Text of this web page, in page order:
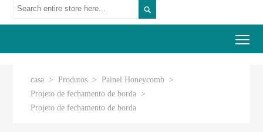

casa > Produtos > Painel Honeycomb >
Projeto de fechamento de borda >
Projeto de fechamento de borda